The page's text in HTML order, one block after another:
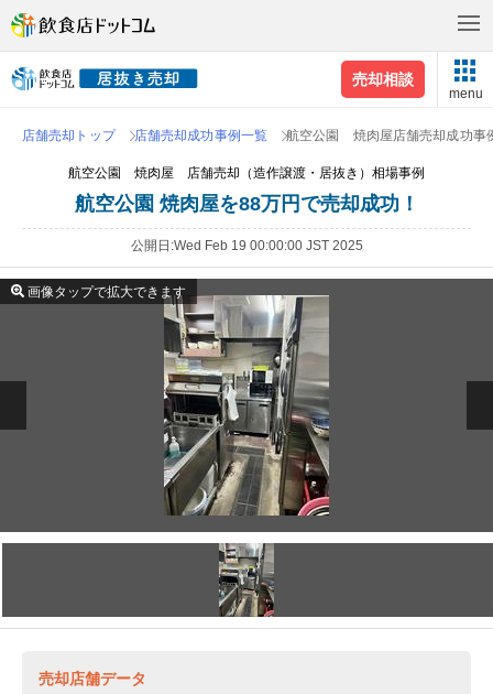
売却相談
menu
店舗売却トップ 店舗売却成功事例一覧 航空公園 焼肉屋店舗売却成功事
航空公園 焼肉屋 店舗売却（造作譲渡・居抜き）相場事例
航空公園 焼肉屋を88万円で売却成功！
公開日 Wed Feb 19 00:00:00 JST 2025
画像タップで拡大できます
売却店舗データ